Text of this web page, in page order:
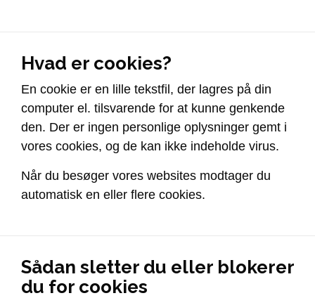
Hvad er cookies?
En cookie er en lille tekstfil, der lagres på din
computer el. tilsvarende for at kunne genkende
den. Der er ingen personlige oplysninger gemt i
vores cookies, og de kan ikke indeholde virus.
Når du besøger vores websites modtager du
automatisk en eller flere cookies.
Sådan sletter du eller blokerer
du for cookies